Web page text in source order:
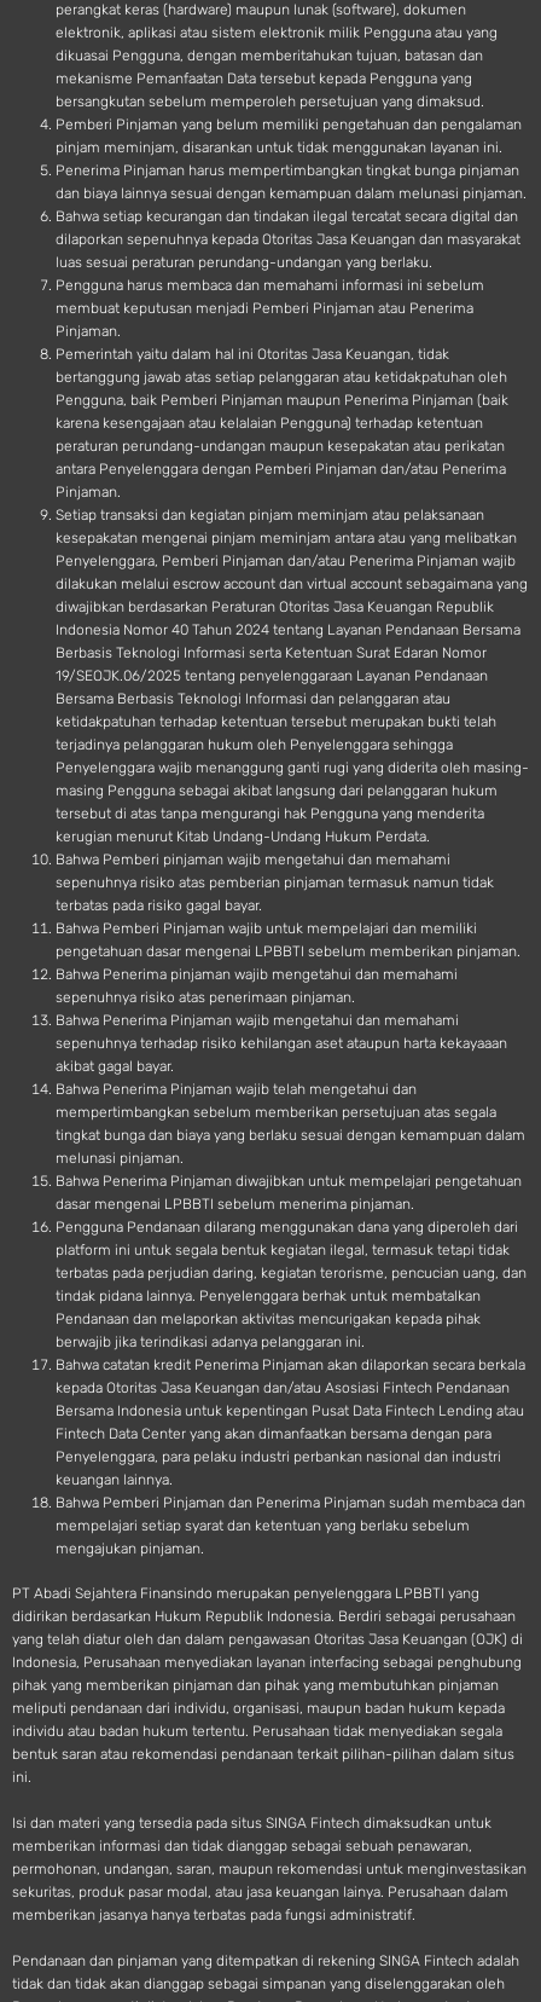
perangkat keras (hardware) maupun lunak (software), dokumen
elektronik, aplikasi atau sistem elektronik milik Pengguna atau yang
dikuasai Pengguna, dengan memberitahukan tujuan, batasan dan
mekanisme Pemanfaatan Data tersebut kepada Pengguna yang
bersangkutan sebelum memperoleh persetujuan yang dimaksud.
Pemberi Pinjaman yang belum memiliki pengetahuan dan pengalaman
pinjam meminjam, disarankan untuk tidak menggunakan layanan ini.
Penerima Pinjaman harus mempertimbangkan tingkat bunga pinjaman
dan biaya lainnya sesuai dengan kemampuan dalam melunasi pinjaman.
Bahwa setiap kecurangan dan tindakan ilegal tercatat secara digital dan
dilaporkan sepenuhnya kepada Otoritas Jasa Keuangan dan masyarakat
luas sesuai peraturan perundang-undangan yang berlaku.
Pengguna harus membaca dan memahami informasi ini sebelum
membuat keputusan menjadi Pemberi Pinjaman atau Penerima
Pinjaman.
Pemerintah yaitu dalam hal ini Otoritas Jasa Keuangan, tidak
bertanggung jawab atas setiap pelanggaran atau ketidakpatuhan oleh
Pengguna, baik Pemberi Pinjaman maupun Penerima Pinjaman (baik
karena kesengajaan atau kelalaian Pengguna) terhadap ketentuan
peraturan perundang-undangan maupun kesepakatan atau perikatan
antara Penyelenggara dengan Pemberi Pinjaman dan/atau Penerima
Pinjaman.
Setiap transaksi dan kegiatan pinjam meminjam atau pelaksanaan
kesepakatan mengenai pinjam meminjam antara atau yang melibatkan
Penyelenggara, Pemberi Pinjaman dan/atau Penerima Pinjaman wajib
dilakukan melalui escrow account dan virtual account sebagaimana yang
diwajibkan berdasarkan Peraturan Otoritas Jasa Keuangan Republik
Indonesia Nomor 40 Tahun 2024 tentang Layanan Pendanaan Bersama
Berbasis Teknologi Informasi serta Ketentuan Surat Edaran Nomor
19/SEOJK.06/2025 tentang penyelenggaraan Layanan Pendanaan
Bersama Berbasis Teknologi Informasi dan pelanggaran atau
ketidakpatuhan terhadap ketentuan tersebut merupakan bukti telah
terjadinya pelanggaran hukum oleh Penyelenggara sehingga
Penyelenggara wajib menanggung ganti rugi yang diderita oleh masing-
masing Pengguna sebagai akibat langsung dari pelanggaran hukum
tersebut di atas tanpa mengurangi hak Pengguna yang menderita
kerugian menurut Kitab Undang-Undang Hukum Perdata.
Bahwa Pemberi pinjaman wajib mengetahui dan memahami
sepenuhnya risiko atas pemberian pinjaman termasuk namun tidak
terbatas pada risiko gagal bayar.
Bahwa Pemberi Pinjaman wajib untuk mempelajari dan memiliki
pengetahuan dasar mengenai LPBBTI sebelum memberikan pinjaman.
Bahwa Penerima pinjaman wajib mengetahui dan memahami
sepenuhnya risiko atas penerimaan pinjaman.
Bahwa Penerima Pinjaman wajib mengetahui dan memahami
sepenuhnya terhadap risiko kehilangan aset ataupun harta kekayaaan
akibat gagal bayar.
Bahwa Penerima Pinjaman wajib telah mengetahui dan
mempertimbangkan sebelum memberikan persetujuan atas segala
tingkat bunga dan biaya yang berlaku sesuai dengan kemampuan dalam
melunasi pinjaman.
Bahwa Penerima Pinjaman diwajibkan untuk mempelajari pengetahuan
dasar mengenai LPBBTI sebelum menerima pinjaman.
Pengguna Pendanaan dilarang menggunakan dana yang diperoleh dari
platform ini untuk segala bentuk kegiatan ilegal, termasuk tetapi tidak
terbatas pada perjudian daring, kegiatan terorisme, pencucian uang, dan
tindak pidana lainnya. Penyelenggara berhak untuk membatalkan
Pendanaan dan melaporkan aktivitas mencurigakan kepada pihak
berwajib jika terindikasi adanya pelanggaran ini.
Bahwa catatan kredit Penerima Pinjaman akan dilaporkan secara berkala
kepada Otoritas Jasa Keuangan dan/atau Asosiasi Fintech Pendanaan
Bersama Indonesia untuk kepentingan Pusat Data Fintech Lending atau
Fintech Data Center yang akan dimanfaatkan bersama dengan para
Penyelenggara, para pelaku industri perbankan nasional dan industri
keuangan lainnya.
Bahwa Pemberi Pinjaman dan Penerima Pinjaman sudah membaca dan
mempelajari setiap syarat dan ketentuan yang berlaku sebelum
mengajukan pinjaman.
PT Abadi Sejahtera Finansindo merupakan penyelenggara LPBBTI yang
didirikan berdasarkan Hukum Republik Indonesia. Berdiri sebagai perusahaan
yang telah diatur oleh dan dalam pengawasan Otoritas Jasa Keuangan (OJK) di
Indonesia, Perusahaan menyediakan layanan interfacing sebagai penghubung
pihak yang memberikan pinjaman dan pihak yang membutuhkan pinjaman
meliputi pendanaan dari individu, organisasi, maupun badan hukum kepada
individu atau badan hukum tertentu. Perusahaan tidak menyediakan segala
bentuk saran atau rekomendasi pendanaan terkait pilihan-pilihan dalam situs
ini.
Isi dan materi yang tersedia pada situs SINGA Fintech dimaksudkan untuk
memberikan informasi dan tidak dianggap sebagai sebuah penawaran,
permohonan, undangan, saran, maupun rekomendasi untuk menginvestasikan
sekuritas, produk pasar modal, atau jasa keuangan lainya. Perusahaan dalam
memberikan jasanya hanya terbatas pada fungsi administratif.
Pendanaan dan pinjaman yang ditempatkan di rekening SINGA Fintech adalah
tidak dan tidak akan dianggap sebagai simpanan yang diselenggarakan oleh